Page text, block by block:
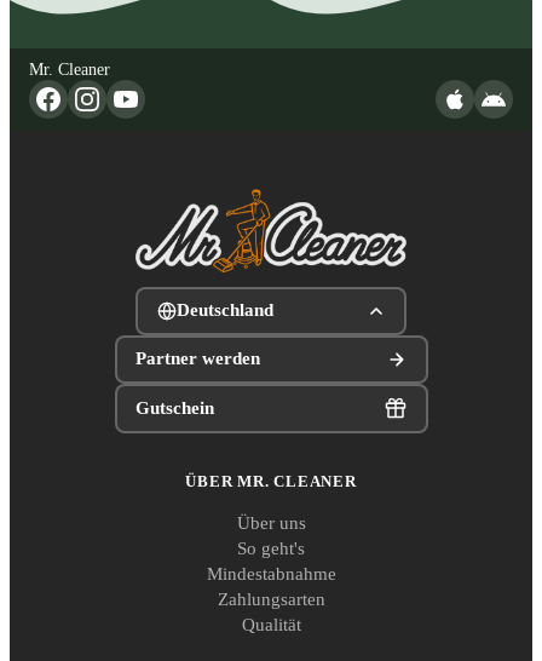
Mr. Cleaner
Deutschland
Partner werden
Gutschein
ÜBER MR. CLEANER
Über uns
So geht's
Mindestabnahme
Zahlungsarten
Qualität